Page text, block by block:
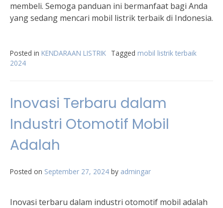
membeli. Semoga panduan ini bermanfaat bagi Anda
yang sedang mencari mobil listrik terbaik di Indonesia.
Posted in KENDARAAN LISTRIK Tagged mobil listrik terbaik
2024
Inovasi Terbaru dalam
Industri Otomotif Mobil
Adalah
Posted on September 27, 2024 by admingar
Inovasi terbaru dalam industri otomotif mobil adalah